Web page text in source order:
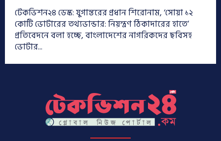
টেকভিশন২৪ ডেস্ক: যুগান্তরের প্রধান শিরোনাম, ‘সোয়া ১২
কোটি ভোটারের তথ্যভান্ডার: নিয়ন্ত্রণ ঠিকাদারের হাতে’
প্রতিবেদনে বলা হচ্ছে, বাংলাদেশের নাগরিকদের ছবিসহ
ভোটার...